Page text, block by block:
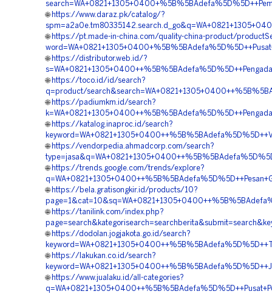
🌐 https://www.daraz.pk/catalog/?
🌐 https://pt.made-in-china.com/quality-china-product/
🌐 https://distributor.web.id/?
🌐 https://toco.id/id/search?
q=product/
🌐 https://padiumkm.id/search?
🌐 https://katalog.inaproc.id/search?
🌐 https://vendorpedia.ahmadcorp.com/search?
🌐 https://trends.google.com/trends/explore?
🌐 https://bela.gratisongkir.id/products/10?
🌐 https://tanilink.com/index.php?
🌐 https://dodolan.jogjakota.go.id/search?
🌐 https://lakukan.co.id/search?
🌐 https://www.jualaku.id/all-categories?